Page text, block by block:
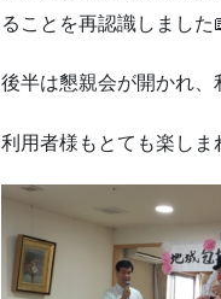
ることを再認識しました
後半は懇親会が開かれ
利用者様もとても楽しま